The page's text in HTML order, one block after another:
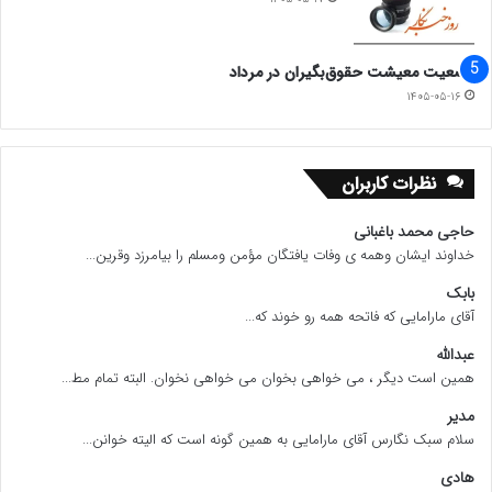
گلستان در محرومیت
کنیم.
است یعنی ۵ یا ۶ استان عقب مانده کشور هستیم. از
هستیم. این برای ما نمایندگان مایه رنج و عذاب است.
باید طوری کار کنیم که رتبه محرمیت استاندو یا چند
رتبه کاهش بیابد.
وضعیت معیشت حقوق‌بگیران در مرداد
۱۴۰۵-۰۵-۱۶
نظرات کاربران
حاجی محمد باغبانی
خداوند ایشان وهمه ی وفات یافتگان مؤمن ومسلم را بیامرزد وقرین...
بابک
آقای مارامایی که فاتحه همه رو خوند که...
عبدالله
همین است دیگر ، می خواهی بخوان می خواهی نخوان. البته تمام مط...
مدیر
سلام سبک نگارس آقای مارامایی به همین گونه است که الیته خوانن...
هادی